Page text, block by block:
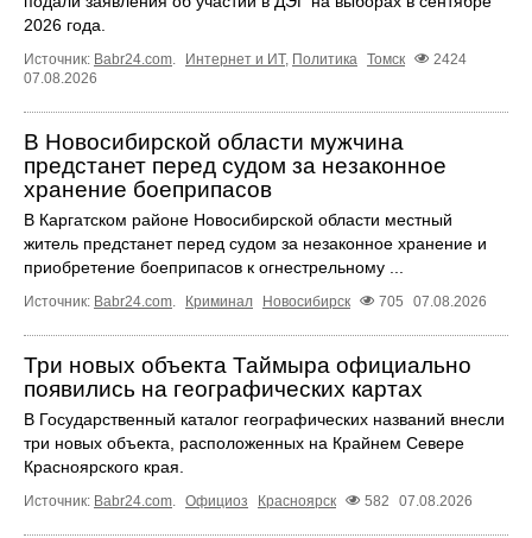
2026 года.
Источник: Babr24.com. Интернет и ИТ, Политика Томск
2424
07.08.2026
В Новосибирской области мужчина
предстанет перед судом за незаконное
хранение боеприпасов
В Каргатском районе Новосибирской области местный
житель предстанет перед судом за незаконное хранение и
приобретение боеприпасов к огнестрельному ...
Источник: Babr24.com. Криминал Новосибирск 705 07.08.2026
Три новых объекта Таймыра официально
появились на географических картах
В Государственный каталог географических названий внесли
три новых объекта, расположенных на Крайнем Севере
Красноярского края.
Источник: Babr24.com. Официоз Красноярск 582 07.08.2026